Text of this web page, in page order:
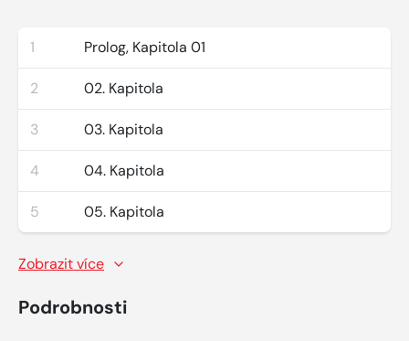
1 Prolog, Kapitola 01
2 02. Kapitola
3 03. Kapitola
4 04. Kapitola
5 05. Kapitola
Zobrazit více
Podrobnosti